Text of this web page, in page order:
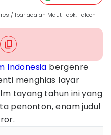
/ Ipar adalah Maut | dok. Falcon
Indonesia bergenre
menghias layar
tayang tahun ini yang
penonton, enam judul